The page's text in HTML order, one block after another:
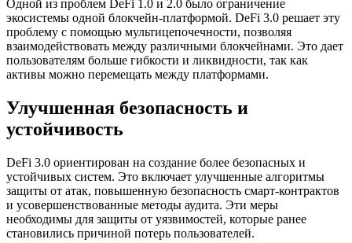
Одной из проблем DeFi 1.0 и 2.0 было ограничение
экосистемы одной блокчейн-платформой. DeFi 3.0 решает эту
проблему с помощью мультицепочечности, позволяя
взаимодействовать между различными блокчейнами. Это дает
пользователям больше гибкости и ликвидности, так как
активы можно перемещать между платформами.
Улучшенная безопасность и
устойчивость
DeFi 3.0 ориентирован на создание более безопасных и
устойчивых систем. Это включает улучшенные алгоритмы
защиты от атак, повышенную безопасность смарт-контрактов
и усовершенствованные методы аудита. Эти меры
необходимы для защиты от уязвимостей, которые ранее
становились причиной потерь пользователей.